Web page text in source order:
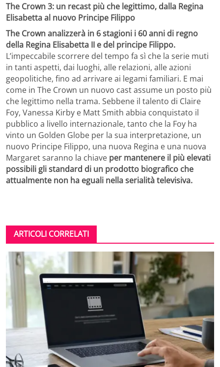
The Crown 3: un recast più che legittimo, dalla Regina
Elisabetta al nuovo Principe Filippo
The Crown analizzerà in 6 stagioni i 60 anni di regno
della Regina Elisabetta II e del principe Filippo.
L’impeccabile scorrere del tempo fa sì che la serie muti
in tanti aspetti, dai luoghi, alle relazioni, alle azioni
geopolitiche, fino ad arrivare ai legami familiari. E mai
come in The Crown un nuovo cast assume un posto più
che legittimo nella trama. Sebbene il talento di Claire
Foy, Vanessa Kirby e Matt Smith abbia conquistato il
pubblico a livello internazionale, tanto che la Foy ha
vinto un Golden Globe per la sua interpretazione, un
nuovo Principe Filippo, una nuova Regina e una nuova
Margaret saranno la chiave per mantenere il più elevati
possibili gli standard di un prodotto biografico che
attualmente non ha eguali nella serialità televisiva.
ARTICOLI CORRELATI